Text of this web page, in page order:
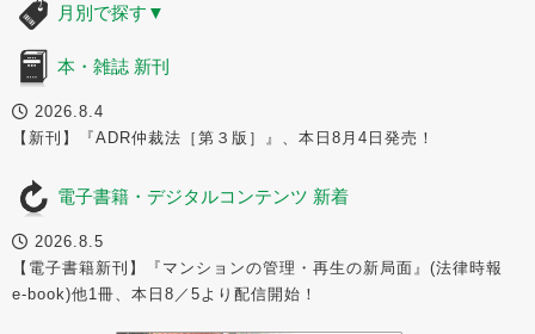
月別で探す ▼
本・雑誌 新刊
2026.8.4
【新刊】『ADR仲裁法［第３版］』、本日8月4日発売！
電子書籍・デジタルコンテンツ 新着
2026.8.5
【電子書籍新刊】『マンションの管理・再生の新局面』(法律時報
e-book)他1冊、本日8／5より配信開始！